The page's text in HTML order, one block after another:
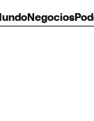
Negocios